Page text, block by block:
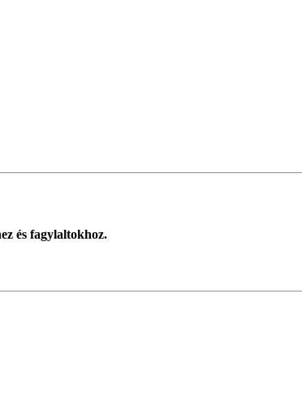
és fagylaltokhoz.